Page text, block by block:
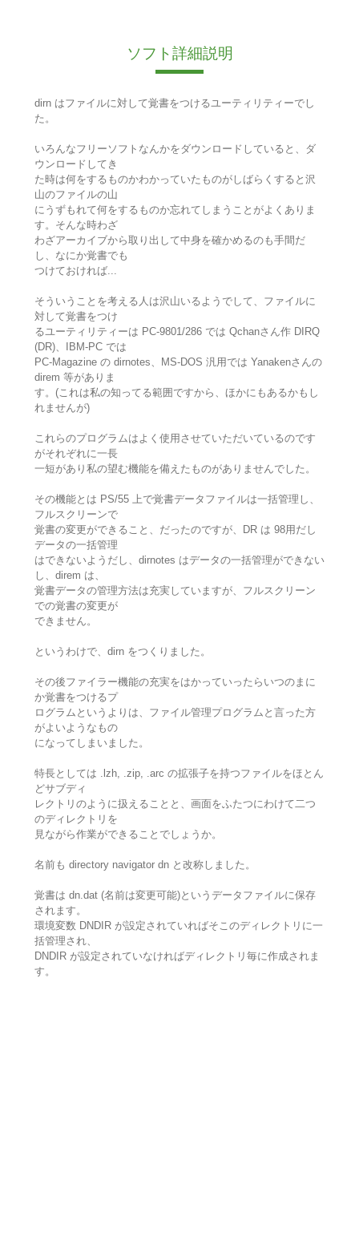
ソフト詳細説明
dirn はファイルに対して覚書をつけるユーティリティーでし
た。
いろんなフリーソフトなんかをダウンロードしていると、ダ
ウンロードしてき
た時は何をするものかわかっていたものがしばらくすると沢
山のファイルの山
にうずもれて何をするものか忘れてしまうことがよくありま
す。そんな時わざ
わざアーカイブから取り出して中身を確かめるのも手間だ
し、なにか覚書でも
つけておければ...
そういうことを考える人は沢山いるようでして、ファイルに
対して覚書をつけ
るユーティリティーは PC-9801/286 では Qchanさん作 DIRQ
(DR)、IBM-PC では
PC-Magazine の dirnotes、MS-DOS 汎用では Yanakenさんの
direm 等がありま
す。(これは私の知ってる範囲ですから、ほかにもあるかもし
れませんが)
これらのプログラムはよく使用させていただいているのです
がそれぞれに一長
一短があり私の望む機能を備えたものがありませんでした。
その機能とは PS/55 上で覚書データファイルは一括管理し、
フルスクリーンで
覚書の変更ができること、だったのですが、DR は 98用だし
データの一括管理
はできないようだし、dirnotes はデータの一括管理ができない
し、direm は、
覚書データの管理方法は充実していますが、フルスクリーン
での覚書の変更が
できません。
というわけで、dirn をつくりました。
その後ファイラー機能の充実をはかっていったらいつのまに
か覚書をつけるプ
ログラムというよりは、ファイル管理プログラムと言った方
がよいようなもの
になってしまいました。
特長としては .lzh, .zip, .arc の拡張子を持つファイルをほとん
どサブディ
レクトリのように扱えることと、画面をふたつにわけて二つ
のディレクトリを
見ながら作業ができることでしょうか。
名前も directory navigator dn と改称しました。
覚書は dn.dat (名前は変更可能)というデータファイルに保存
されます。
環境変数 DNDIR が設定されていればそこのディレクトリに一
括管理され、
DNDIR が設定されていなければディレクトリ毎に作成されま
す。